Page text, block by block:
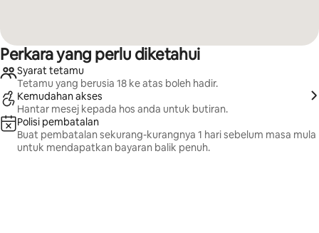
Perkara yang perlu diketahui
Syarat tetamu
Tetamu yang berusia 18 ke atas boleh hadir.
Kemudahan akses
Hantar mesej kepada hos anda untuk butiran.
Polisi pembatalan
Buat pembatalan sekurang-kurangnya 1 hari sebelum masa mula
untuk mendapatkan bayaran balik penuh.